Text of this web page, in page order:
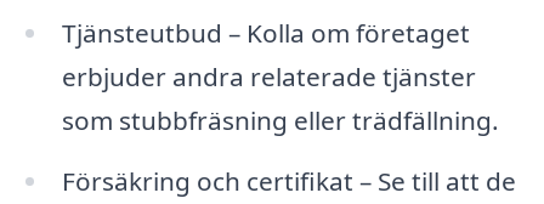
Tjänsteutbud – Kolla om företaget
erbjuder andra relaterade tjänster
som stubbfräsning eller trädfällning.
Försäkring och certifikat – Se till att de